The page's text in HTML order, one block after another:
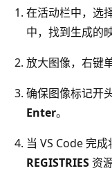
在活动栏中，选
中，找到生成的
放大图像，右键
确保图像标记开
Enter。
当 VS Code 完
REGISTRIES 资